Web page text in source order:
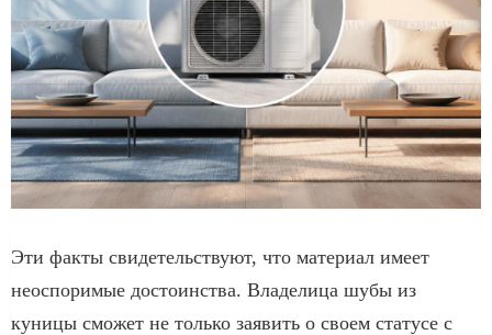
Эти факты свидетельствуют, что материал имеет
неоспоримые достоинства. Владелица шубы из
куницы сможет не только заявить о своем статусе с